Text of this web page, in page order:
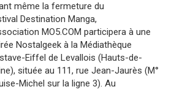
même la fermeture du
Destination Manga,
MO5.COM participera à une
Nostalgeek à la Médiathèque
Eiffel de Levallois (Hauts-de-
située au 111, rue Jean-Jaurès (M°
Michel sur la ligne 3). Au